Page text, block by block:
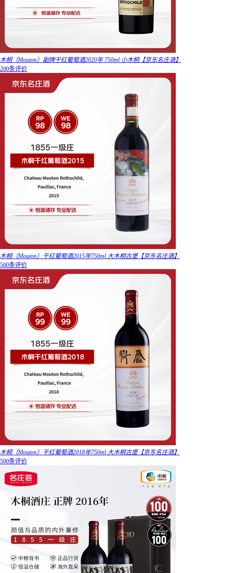
木桐（Mouton）副牌干红葡萄酒2020年 750ml 小木桐【京东名庄酒】
200条评价
木桐（Mouton）干红葡萄酒2015年750ml 大木桐古堡【京东名庄酒】
500条评价
木桐（Mouton）干红葡萄酒2018年750ml 大木桐古堡【京东名庄酒】
500条评价